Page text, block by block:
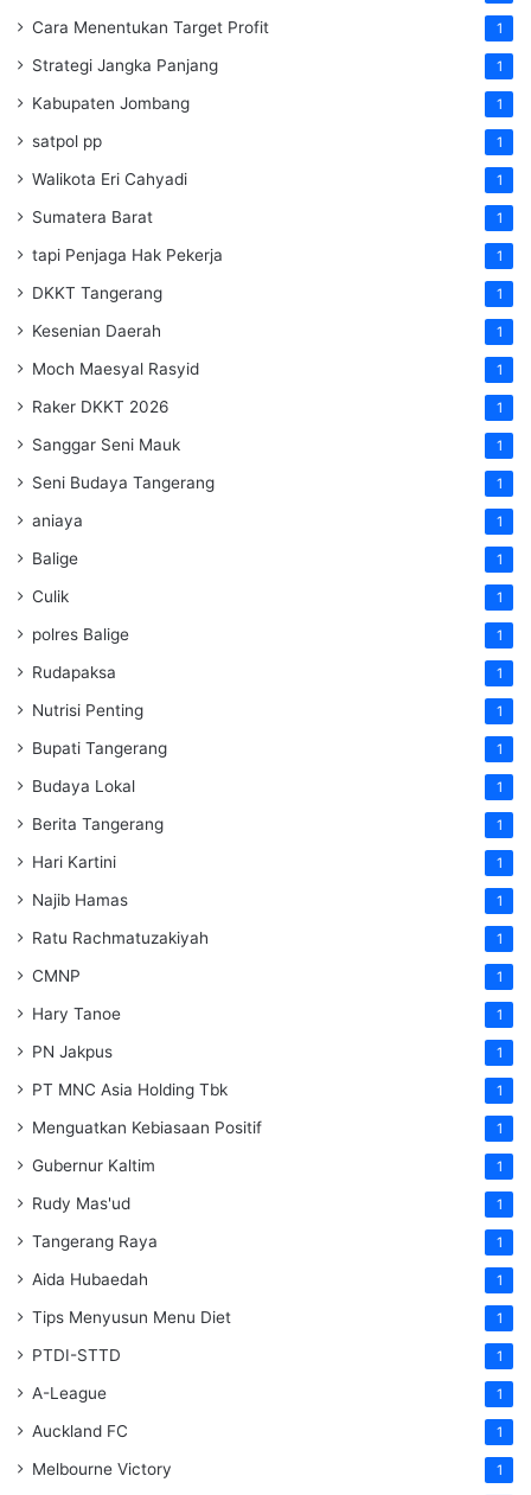
Cara Menentukan Target Profit 1
Strategi Jangka Panjang 1
Kabupaten Jombang 1
satpol pp 1
Walikota Eri Cahyadi 1
Sumatera Barat 1
tapi Penjaga Hak Pekerja 1
DKKT Tangerang 1
Kesenian Daerah 1
Moch Maesyal Rasyid 1
Raker DKKT 2026 1
Sanggar Seni Mauk 1
Seni Budaya Tangerang 1
aniaya 1
Balige 1
Culik 1
polres Balige 1
Rudapaksa 1
Nutrisi Penting 1
Bupati Tangerang 1
Budaya Lokal 1
Berita Tangerang 1
Hari Kartini 1
Najib Hamas 1
Ratu Rachmatuzakiyah 1
CMNP 1
Hary Tanoe 1
PN Jakpus 1
PT MNC Asia Holding Tbk 1
Menguatkan Kebiasaan Positif 1
Gubernur Kaltim 1
Rudy Mas'ud 1
Tangerang Raya 1
Aida Hubaedah 1
Tips Menyusun Menu Diet 1
PTDI-STTD 1
A-League 1
Auckland FC 1
Melbourne Victory 1